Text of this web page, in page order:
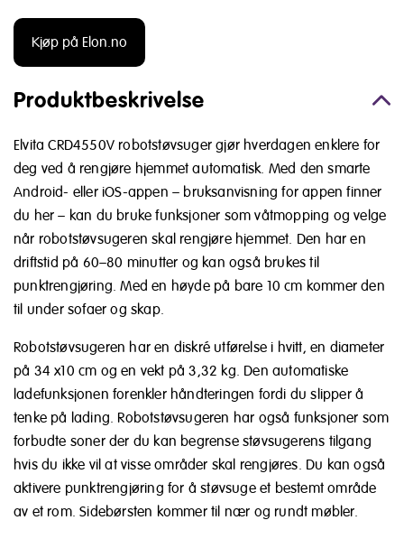
Kjøp på Elon.no
Produktbeskrivelse
Elvita CRD4550V robotstøvsuger gjør hverdagen enklere for
deg ved å rengjøre hjemmet automatisk. Med den smarte
Android- eller iOS-appen – bruksanvisning for appen finner
du her – kan du bruke funksjoner som våtmopping og velge
når robotstøvsugeren skal rengjøre hjemmet. Den har en
driftstid på 60–80 minutter og kan også brukes til
punktrengjøring. Med en høyde på bare 10 cm kommer den
til under sofaer og skap.
Robotstøvsugeren har en diskré utførelse i hvitt, en diameter
på 34 x10 cm og en vekt på 3,32 kg. Den automatiske
ladefunksjonen forenkler håndteringen fordi du slipper å
tenke på lading. Robotstøvsugeren har også funksjoner som
forbudte soner der du kan begrense støvsugerens tilgang
hvis du ikke vil at visse områder skal rengjøres. Du kan også
aktivere punktrengjøring for å støvsuge et bestemt område
av et rom. Sidebørsten kommer til nær og rundt møbler.